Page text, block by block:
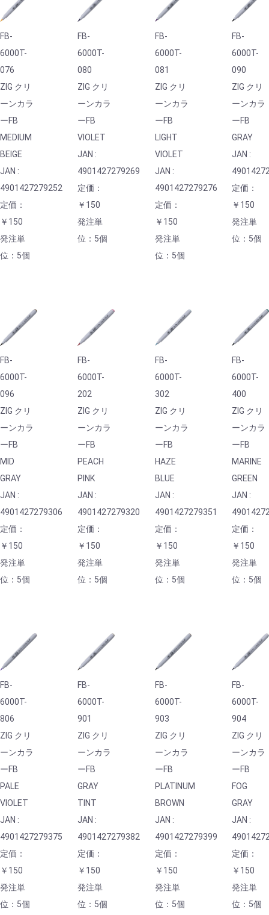
FB-
6000T-
076
ZIG クリ
ーンカラ
ーFB
MEDIUM
BEIGE
JAN :
4901427279252
定価：
￥150
発注単
位：5個
FB-
6000T-
080
ZIG クリ
ーンカラ
ーFB
VIOLET
JAN :
4901427279269
定価：
￥150
発注単
位：5個
FB-
6000T-
081
ZIG クリ
ーンカラ
ーFB
LIGHT
VIOLET
JAN :
4901427279276
定価：
￥150
発注単
位：5個
FB-
6000T-
090
ZIG クリ
ーンカラ
ーFB
GRAY
JAN :
定価：
￥150
発注単
位：5個
FB-
6000T-
096
ZIG クリ
ーンカラ
ーFB
MID
GRAY
JAN :
4901427279306
定価：
￥150
発注単
位：5個
FB-
6000T-
202
ZIG クリ
ーンカラ
ーFB
PEACH
PINK
JAN :
4901427279320
定価：
￥150
発注単
位：5個
FB-
6000T-
302
ZIG クリ
ーンカラ
ーFB
HAZE
BLUE
JAN :
4901427279351
定価：
￥150
発注単
位：5個
FB-
6000T-
400
ZIG クリ
ーンカラ
ーFB
MARINE
GREEN
JAN :
定価：
￥150
発注単
位：5個
FB-
6000T-
806
ZIG クリ
ーンカラ
ーFB
PALE
VIOLET
JAN :
4901427279375
定価：
￥150
発注単
位：5個
FB-
6000T-
901
ZIG クリ
ーンカラ
ーFB
GRAY
TINT
JAN :
4901427279382
定価：
￥150
発注単
位：5個
FB-
6000T-
903
ZIG クリ
ーンカラ
ーFB
PLATINUM
BROWN
JAN :
4901427279399
定価：
￥150
発注単
位：5個
FB-
6000T-
904
ZIG クリ
ーンカラ
ーFB
FOG
GRAY
JAN :
定価：
￥150
発注単
位：5個